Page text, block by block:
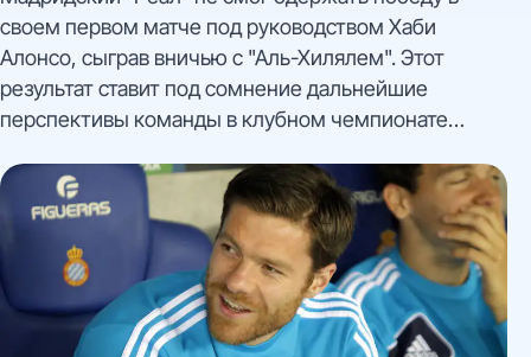
своем первом матче под руководством Хаби
Алонсо, сыграв вничью с "Аль-Хилялем". Этот
результат ставит под сомнение дальнейшие
перспективы команды в клубном чемпионате
конкуренцией от других участников турнира.